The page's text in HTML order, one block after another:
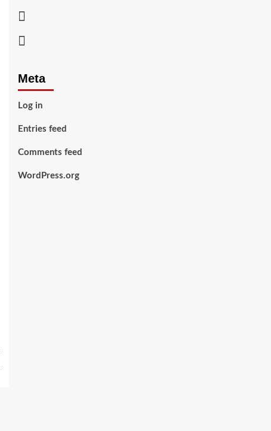
Meta
Log in
Entries feed
Comments feed
WordPress.org